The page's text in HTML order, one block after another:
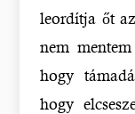
leordítja őt
nem
hogy
hogy